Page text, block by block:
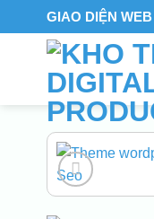
to
GIAO DIỆN